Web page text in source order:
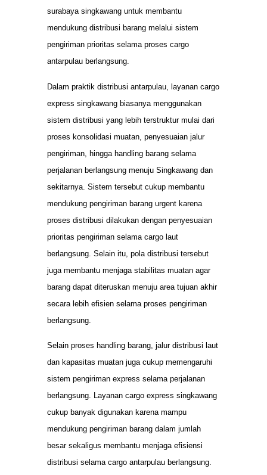
surabaya singkawang untuk membantu
mendukung distribusi barang melalui sistem
pengiriman prioritas selama proses cargo
antarpulau berlangsung.
Dalam praktik distribusi antarpulau, layanan cargo
express singkawang biasanya menggunakan
sistem distribusi yang lebih terstruktur mulai dari
proses konsolidasi muatan, penyesuaian jalur
pengiriman, hingga handling barang selama
perjalanan berlangsung menuju Singkawang dan
sekitarnya. Sistem tersebut cukup membantu
mendukung pengiriman barang urgent karena
proses distribusi dilakukan dengan penyesuaian
prioritas pengiriman selama cargo laut
berlangsung. Selain itu, pola distribusi tersebut
juga membantu menjaga stabilitas muatan agar
barang dapat diteruskan menuju area tujuan akhir
secara lebih efisien selama proses pengiriman
berlangsung.
Selain proses handling barang, jalur distribusi laut
dan kapasitas muatan juga cukup memengaruhi
sistem pengiriman express selama perjalanan
berlangsung. Layanan cargo express singkawang
cukup banyak digunakan karena mampu
mendukung pengiriman barang dalam jumlah
besar sekaligus membantu menjaga efisiensi
distribusi selama cargo antarpulau berlangsung.